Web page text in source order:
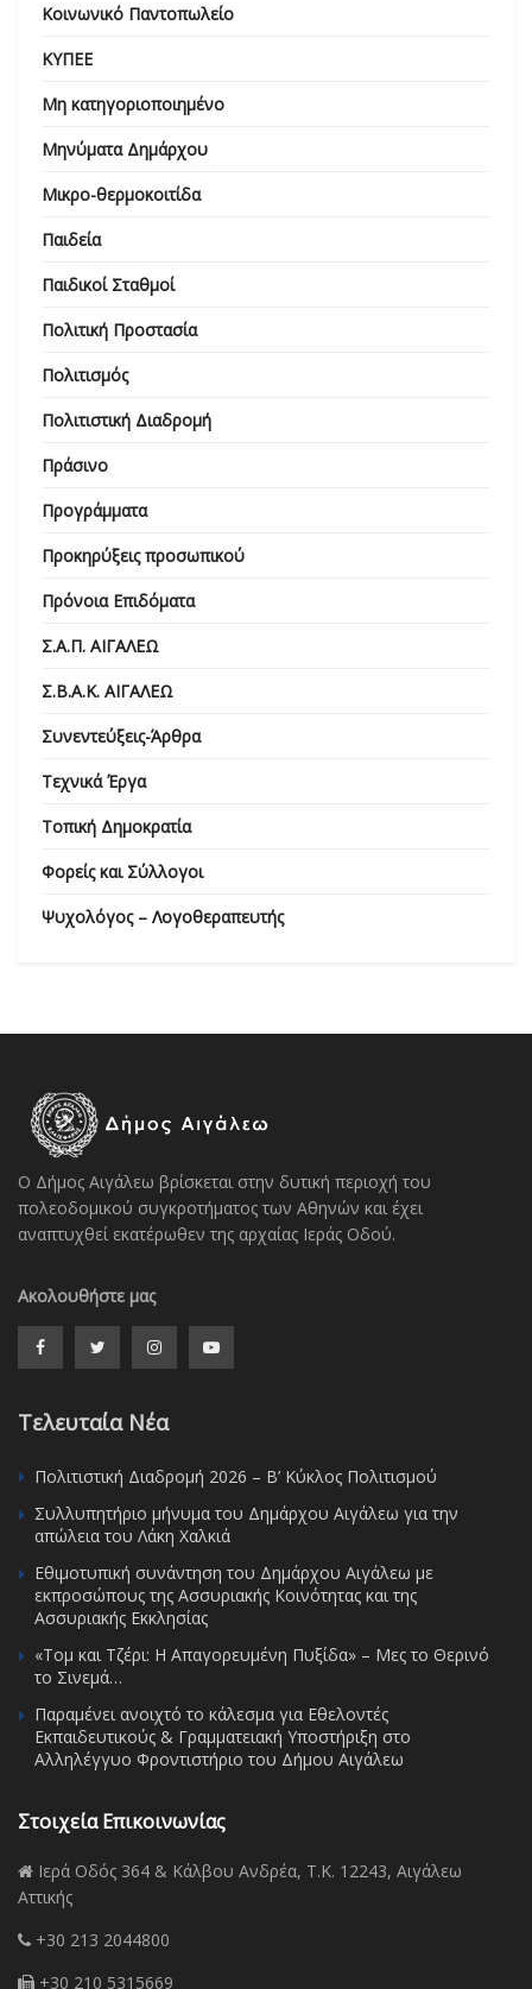
Κοινωνικό Παντοπωλείο
ΚΥΠΕΕ
Μη κατηγοριοποιημένο
Μηνύματα Δημάρχου
Μικρο-θερμοκοιτίδα
Παιδεία
Παιδικοί Σταθμοί
Πολιτική Προστασία
Πολιτισμός
Πολιτιστική Διαδρομή
Πράσινο
Προγράμματα
Προκηρύξεις προσωπικού
Πρόνοια Επιδόματα
Σ.Α.Π. ΑΙΓΑΛΕΩ
Σ.Β.Α.Κ. ΑΙΓΑΛΕΩ
Συνεντεύξεις-Άρθρα
Τεχνικά Έργα
Τοπική Δημοκρατία
Φορείς και Σύλλογοι
Ψυχολόγος – Λογοθεραπευτής
Ο Δήμος Αιγάλεω βρίσκεται στην δυτική περιοχή του
πολεοδομικού συγκροτήματος των Αθηνών και έχει
αναπτυχθεί εκατέρωθεν της αρχαίας Ιεράς Οδού.
Ακολουθήστε μας
Τελευταία Νέα
Πολιτιστική Διαδρομή 2026 – Β’ Κύκλος Πολιτισμού
Συλλυπητήριο μήνυμα του Δημάρχου Αιγάλεω για την
απώλεια του Λάκη Χαλκιά
Εθιμοτυπική συνάντηση του Δημάρχου Αιγάλεω με
εκπροσώπους της Ασσυριακής Κοινότητας και της
Ασσυριακής Εκκλησίας
«Τομ και Τζέρι: Η Απαγορευμένη Πυξίδα» – Μες το Θερινό
το Σινεμά…
Παραμένει ανοιχτό το κάλεσμα για Εθελοντές
Εκπαιδευτικούς & Γραμματειακή Υποστήριξη στο
Αλληλέγγυο Φροντιστήριο του Δήμου Αιγάλεω
Στοιχεία Επικοινωνίας
Ιερά Οδός 364 & Κάλβου Ανδρέα, Τ.Κ. 12243, Αιγάλεω
Αττικής
+30 213 2044800
+30 210 5315669